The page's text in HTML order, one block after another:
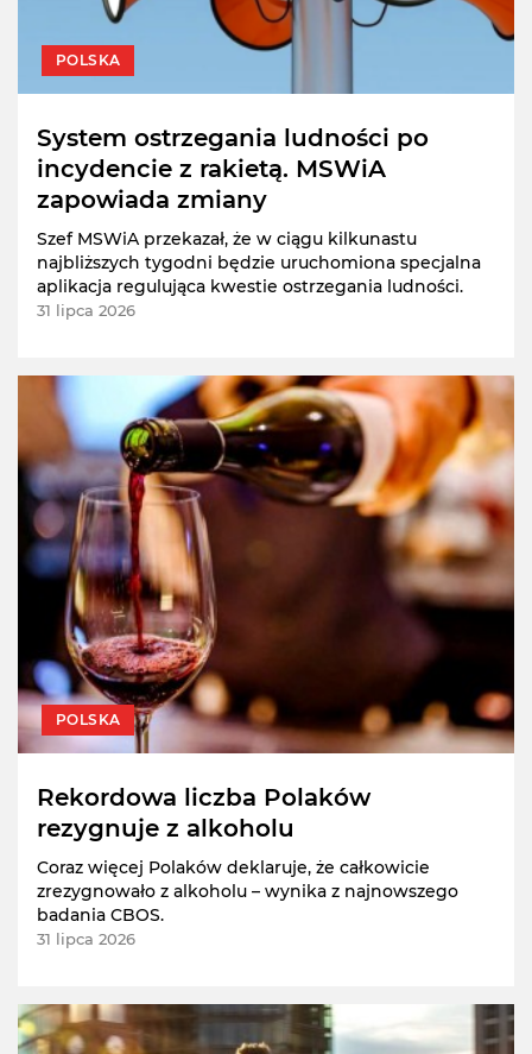
POLSKA
System ostrzegania ludności po
incydencie z rakietą. MSWiA
zapowiada zmiany
Szef MSWiA przekazał, że w ciągu kilkunastu
najbliższych tygodni będzie uruchomiona specjalna
aplikacja regulująca kwestie ostrzegania ludności.
31 lipca 2026
POLSKA
Rekordowa liczba Polaków
rezygnuje z alkoholu
Coraz więcej Polaków deklaruje, że całkowicie
zrezygnowało z alkoholu – wynika z najnowszego
badania CBOS.
31 lipca 2026